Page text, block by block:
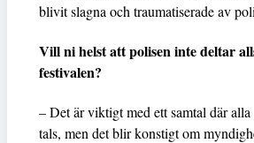
blivit slagna och traumatiserade av
Vill ni helst att polisen inte deltar
festivalen?
– Det är viktigt med ett samtal där
tals, men det blir konstigt om